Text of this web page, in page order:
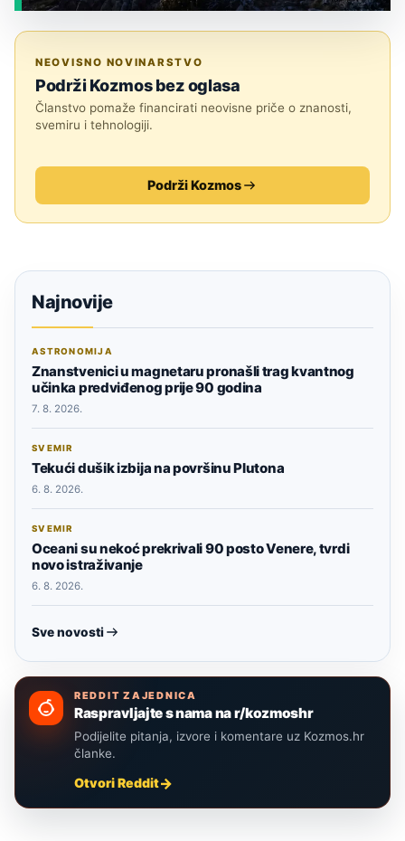
NEOVISNO NOVINARSTVO
Podrži Kozmos bez oglasa
Članstvo pomaže financirati neovisne priče o znanosti,
svemiru i tehnologiji.
Podrži Kozmos
Najnovije
ASTRONOMIJA
Znanstvenici u magnetaru pronašli trag kvantnog
učinka predviđenog prije 90 godina
7. 8. 2026.
SVEMIR
Tekući dušik izbija na površinu Plutona
6. 8. 2026.
SVEMIR
Oceani su nekoć prekrivali 90 posto Venere, tvrdi
novo istraživanje
6. 8. 2026.
Sve novosti
REDDIT ZAJEDNICA
Raspravljajte s nama na r/kozmoshr
Podijelite pitanja, izvore i komentare uz Kozmos.hr
članke.
Otvori Reddit